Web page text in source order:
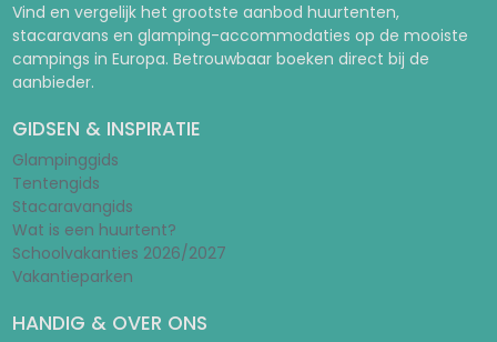
Vind en vergelijk het grootste aanbod huurtenten,
stacaravans en glamping-accommodaties op de mooiste
campings in Europa. Betrouwbaar boeken direct bij de
aanbieder.
GIDSEN & INSPIRATIE
Glampinggids
Tentengids
Stacaravangids
Wat is een huurtent?
Schoolvakanties 2026/2027
Vakantieparken
HANDIG & OVER ONS